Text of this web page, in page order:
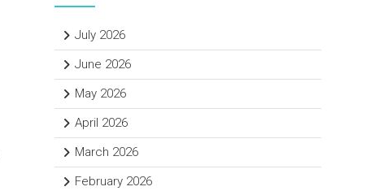
July 2026
June 2026
May 2026
April 2026
March 2026
February 2026